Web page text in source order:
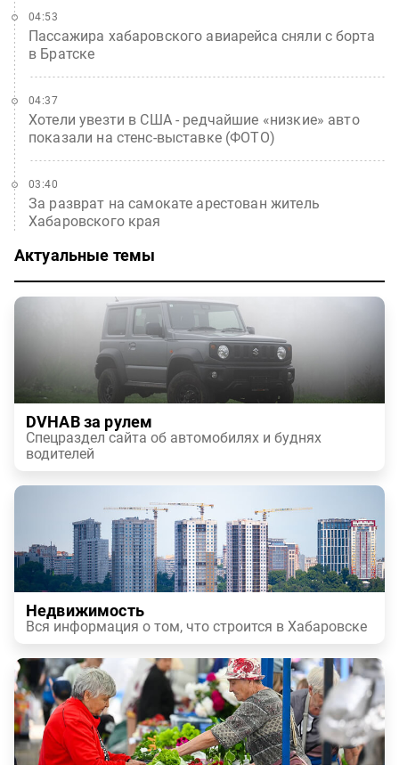
Пассажира хабаровского авиарейса сняли с борта
в Братске
04:53
Хотели увезти в США - редчайшие «низкие» авто
показали на стенс-выставке (ФОТО)
04:37
За разврат на самокате арестован житель
Хабаровского края
03:40
Актуальные темы
DVHAB за рулем
Спецраздел сайта об автомобилях и буднях
водителей
Недвижимость
Вся информация о том, что строится в Хабаровске